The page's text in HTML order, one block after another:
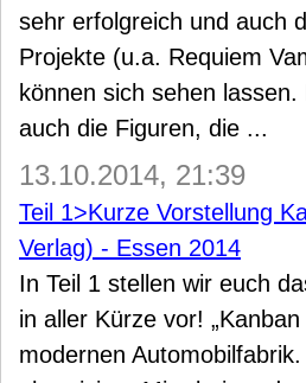
sehr erfolgreich und auch
Projekte (u.a. Requiem
können sich sehen
auch die Figuren, die ...
13.10.2014, 21:39
Teil 1>Kurze Vorstellung
Verlag) - Essen 2014
In Teil 1 stellen wir euch
in aller Kürze vor!
modernen